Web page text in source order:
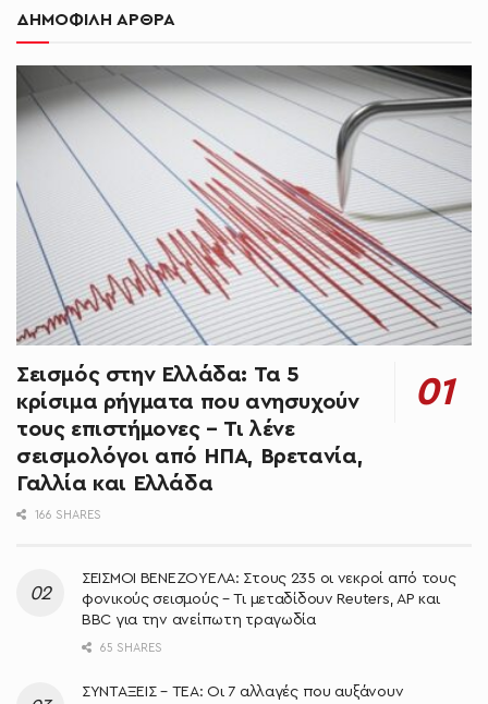
ΔΗΜΟΦΙΛΗ ΑΡΘΡΑ
Σεισμός στην Ελλάδα: Τα 5
κρίσιμα ρήγματα που ανησυχούν
τους επιστήμονες – Τι λένε
σεισμολόγοι από ΗΠΑ, Βρετανία,
Γαλλία και Ελλάδα
166 SHARES
ΣΕΙΣΜΟΙ ΒΕΝΕΖΟΥΕΛΑ: Στους 235 οι νεκροί από τους
φονικούς σεισμούς – Τι μεταδίδουν Reuters, AP και
BBC για την ανείπωτη τραγωδία
65 SHARES
ΣΥΝΤΑΞΕΙΣ – ΤΕΑ: Οι 7 αλλαγές που αυξάνουν